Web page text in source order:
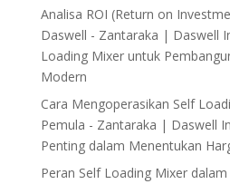
Analisa ROI (Return on
Daswell - Zantaraka | Daswell
Loading Mixer untuk
Modern
Cara Mengoperasikan Self
Pemula - Zantaraka | Daswell
Penting dalam Menentukan
Peran Self Loading Mixer